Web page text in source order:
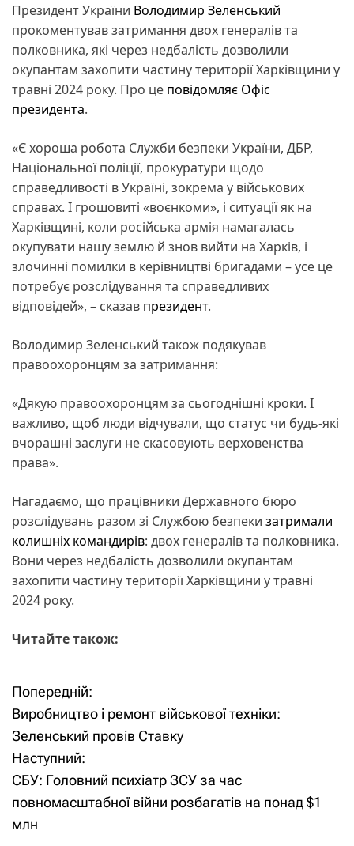
Президент України Володимир Зеленський
прокоментував затримання двох генералів та
полковника, які через недбалість дозволили
окупантам захопити частину території Харківщини у
травні 2024 року. Про це повідомляє Офіс
президента.
«Є хороша робота Служби безпеки України, ДБР,
Національної поліції, прокуратури щодо
справедливості в Україні, зокрема у військових
справах. І грошовиті «воєнкоми», і ситуації як на
Харківщині, коли російська армія намагалась
окупувати нашу землю й знов вийти на Харків, і
злочинні помилки в керівництві бригадами – усе це
потребує розслідування та справедливих
відповідей», – сказав президент.
Володимир Зеленський також подякував
правоохоронцям за затримання:
«Дякую правоохоронцям за сьогоднішні кроки. І
важливо, щоб люди відчували, що статус чи будь-які
вчорашні заслуги не скасовують верховенства
права».
Нагадаємо, що працівники Державного бюро
розслідувань разом зі Службою безпеки затримали
колишніх командирів: двох генералів та полковника.
Вони через недбалість дозволили окупантам
захопити частину території Харківщини у травні
2024 року.
Читайте також:
Н
а
в
і
г
Попередній:
Виробництво і ремонт військової техніки:
Зеленський провів Ставку
Наступний:
СБУ: Головний психіатр ЗСУ за час
повномасштабної війни розбагатів на понад $1
млн